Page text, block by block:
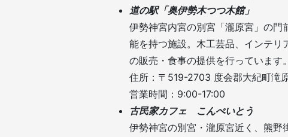
道の駅「奥伊勢木つつ木館」
伊勢神宮内宮の別宮「瀧原宮」の
能を持つ施設。木工芸品、インテ
の販売・食事の提供を行っています。
住所：〒519-2703 度会郡大紀町滝
営業時間：9:00-17:00
古民家カフェ こんぺいとう
伊勢神宮の別宮・瀧原宮近く、熊野